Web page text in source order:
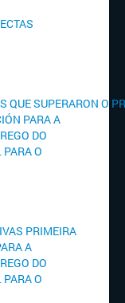
QUESUPERARON O
PARA A
DO
O
PRIMEIRA
A
DO
O